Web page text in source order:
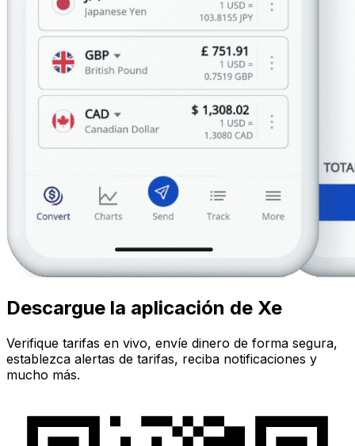
Descargue la aplicación de Xe
Verifique tarifas en vivo, envíe dinero de forma segura,
establezca alertas de tarifas, reciba notificaciones y
mucho más.